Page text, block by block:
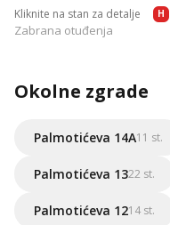
Kliknite na stan za detalje H
Zabrana otuđenja
Okolne zgrade
Palmotićeva 14A11 st.
Palmotićeva 1322 st.
Palmotićeva 1214 st.